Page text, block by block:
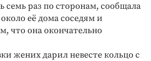
семь раз по сторонам, сообщала
её дома соседям и
что она окончательно
жених дарил невесте кольцо с